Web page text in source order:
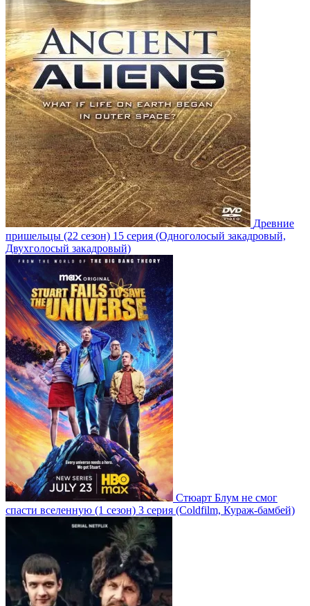
Древние
пришельцы (22 сезон) 15 серия (Одноголосый закадровый,
Двухголосый закадровый)
Стюарт Блум не смог
спасти вселенную (1 сезон) 3 серия (Coldfilm, Кураж-бамбей)